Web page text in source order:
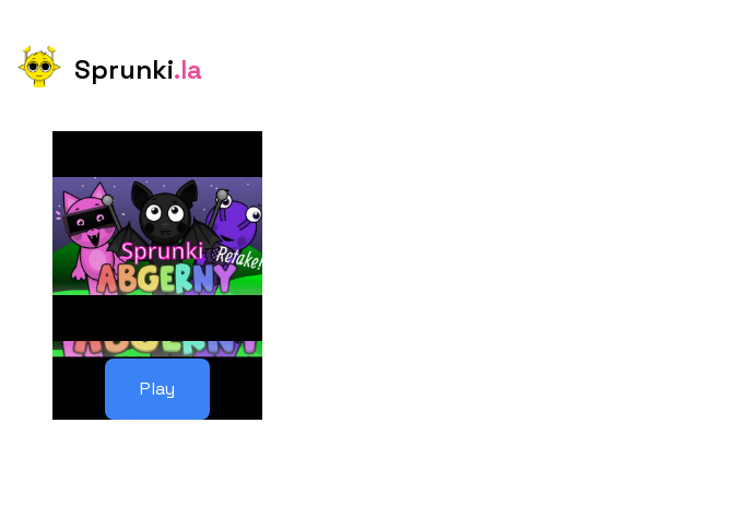
Sprunki.la
Play